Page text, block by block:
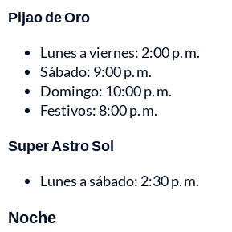
Pijao de Oro
Lunes a viernes: 2:00 p. m.
Sábado: 9:00 p. m.
Domingo: 10:00 p. m.
Festivos: 8:00 p. m.
Super Astro Sol
Lunes a sábado: 2:30 p. m.
Noche